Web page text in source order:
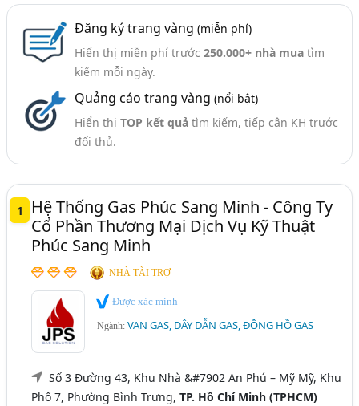
Ngành xem thêm
Bếp Gas - Linh, Phụ Kiện Bếp Gas (122)
Bắc Ninh
Long An
Đăng ký trang vàng (miễn phí)
Hiển thị miễn phí trước 250.000+ nhà muatìm
kiếm mỗi ngày.
Quảng cáo trang vàng (nổi bật)
Hiển thị TOP kết quảtìm kiếm, tiếp cận KH trước
đối thủ.
1
Hệ Thống Gas Phúc Sang Minh - Công Ty
Cổ Phần Thương Mại Dịch Vụ Kỹ Thuật
Phúc Sang Minh
NHÀ TÀI TRỢ
Được xác minh
Ngành:VAN GAS, DÂY DẪN GAS, ĐỒNG HỒ GAS
Số 3 Đường 43, Khu Nhà &#7902 An Phú – Mỹ Mỹ, Khu
Phố 7, Phường Bình Trưng,TP. Hồ Chí Minh (TPHCM)